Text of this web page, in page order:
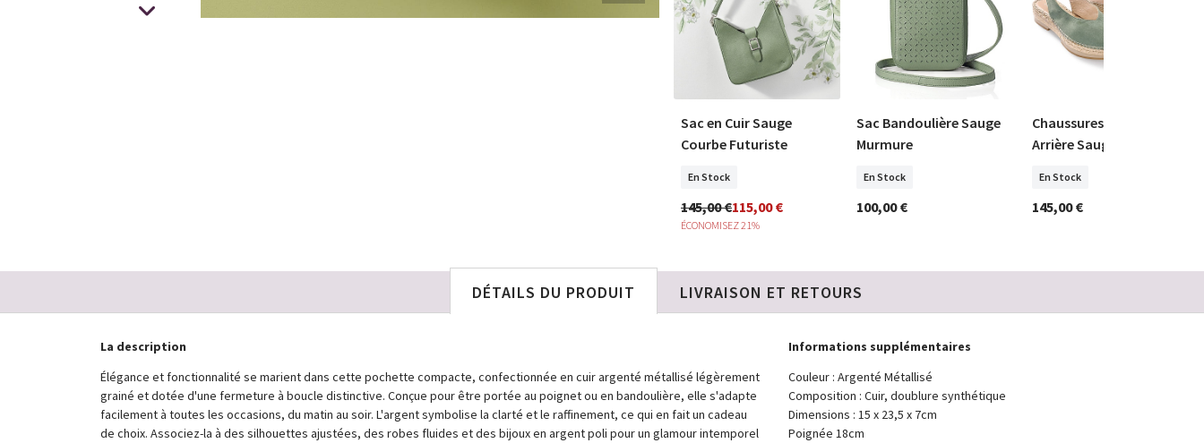
Sac en Cuir Sauge
Courbe Futuriste
En Stock
145,00 €115,00 €
ÉCONOMISEZ 21%
Sac Bandoulière Sauge
Murmure
En Stock
100,00 €
Chaussures à Bride
Arrière Sauge
En Stock
145,00 €
DÉTAILS DU PRODUIT
La description
Élégance et fonctionnalité se marient dans cette pochette compacte, confectionnée en cuir argenté métallisé légèrement
grainé et dotée d'une fermeture à boucle distinctive. Conçue pour être portée au poignet ou en bandoulière, elle s'adapte
facilement à toutes les occasions, du matin au soir. L'argent symbolise la clarté et le raffinement, ce qui en fait un cadeau
de choix. Associez-la à des silhouettes ajustées, des robes fluides et des bijoux en argent poli pour un glamour intemporel
Informations supplémentaires
Couleur : Argenté Métallisé
Composition : Cuir, doublure synthétique
Dimensions : 15 x 23,5 x 7cm
Poignée 18cm
LIVRAISON ET RETOURS